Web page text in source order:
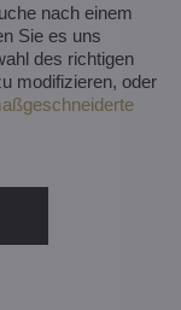
nach einem
Sie es uns
des richtigen
modifizieren, oder